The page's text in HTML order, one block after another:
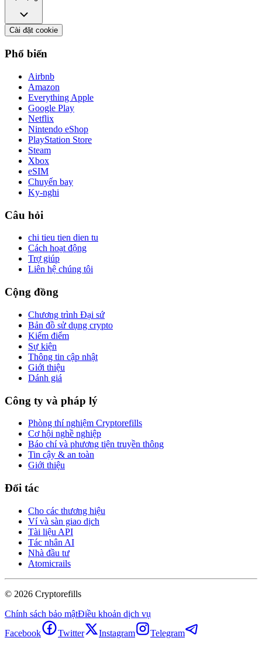
Cài đặt cookie
Phổ biến
Airbnb
Amazon
Everything Apple
Google Play
Netflix
Nintendo eShop
PlayStation Store
Steam
Xbox
eSIM
Chuyến bay
Ky-nghi
Câu hỏi
chi tieu tien dien tu
Cách hoạt động
Trợ giúp
Liên hệ chúng tôi
Cộng đồng
Chương trình Đại sứ
Bản đồ sử dụng crypto
Kiếm điểm
Sự kiện
Thông tin cập nhật
Giới thiệu
Dánh giá
Công ty và pháp lý
Phòng thí nghiệm Cryptorefills
Cơ hội nghề nghiệp
Báo chí và phương tiện truyền thông
Tin cậy & an toàn
Giới thiệu
Đối tác
Cho các thương hiệu
Ví và sàn giao dịch
Tài liệu API
Tác nhân AI
Nhà đầu tư
Atomicrails
© 2026 Cryptorefills
Chính sách bảo mậtĐiều khoản dịch vụ
Facebook
Twitter Instagram Telegram